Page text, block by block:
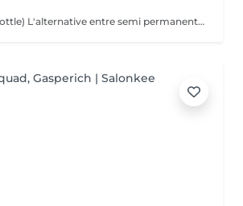
BIAB(builder in a bottle) L'alternative entre semi permanent et gel, le tout dans une formule vegan et sans actifs chimiques agressifs. Il combine les avantages du semi-permanent par sa rapidité et ceux du gel par sa solidité. Grace a lui l'ongle est uniforme,il peut etre rallongé et fortifié.